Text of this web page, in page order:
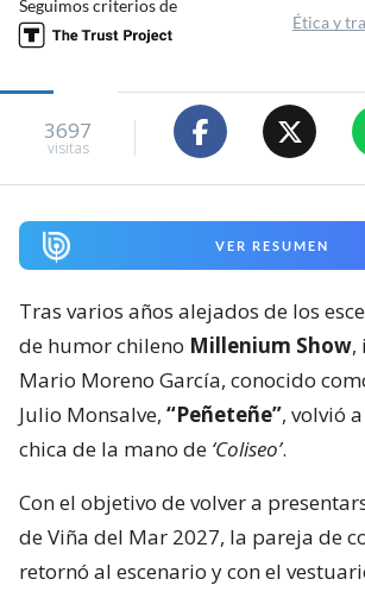
Seguimos criterios de
Ética y
3697
visitas
VER RESUMEN
Tras varios años alejados de los
de humor chileno Millenium Show,
Mario Moreno García, conocido
Julio Monsalve, “Peñeteñe”, volvió
chica de la mano de ‘Coliseo’.
Con el objetivo de volver a
de Viña del Mar 2027, la pareja de
retornó al escenario y con el